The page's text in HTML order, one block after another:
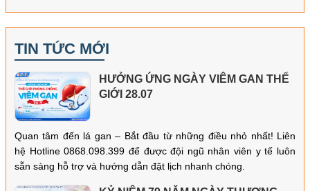
TIN TỨC MỚI
HƯỞNG ỨNG NGÀY VIÊM GAN THẾ
GIỚI 28.07
Quan tâm đến lá gan – Bắt đầu từ những điều nhỏ nhất! Liên
hệ Hotline 0868.098.399 để được đội ngũ nhân viên y tế luôn
sẵn sàng hỗ trợ và hướng dẫn đặt lịch nhanh chóng.